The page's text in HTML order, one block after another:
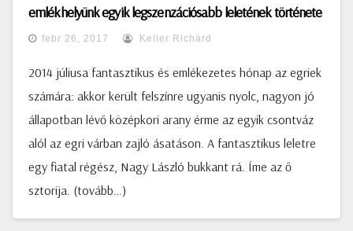
emlékhelyünk egyik legszenzációsabb leletének története
febr 26, 2017 Keller Richárd
2014 júliusa fantasztikus és emlékezetes hónap az egriek
számára: akkor került felszínre ugyanis nyolc, nagyon jó
állapotban lévő középkori arany érme az egyik csontváz
alól az egri várban zajló ásatáson. A fantasztikus leletre
egy fiatal régész, Nagy László bukkant rá. Íme az ő
sztorija. (tovább…)